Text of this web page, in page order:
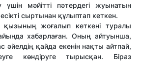
мәйітті пәтердегі жуынатын
сыртынан құлыптап кеткен.
жоғалып кеткені туралы
хабарлаған. Оның айтуынша,
әйелдің қайда екенін нақты айтпай,
көндіруге тырысқан. Біраз